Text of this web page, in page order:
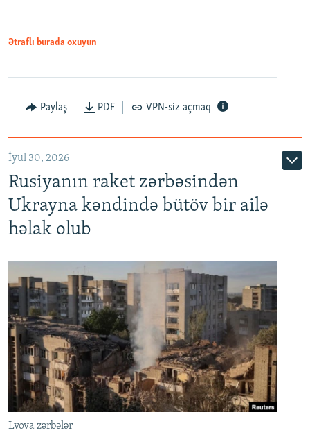
Ətraflı burada oxuyun
Paylaş PDF VPN-siz açmaq
İyul 30, 2026
Rusiyanın raket zərbəsindən
Ukrayna kəndində bütöv bir ailə
həlak olub
Lvova zərbələr